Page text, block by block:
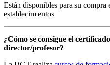
Están disponibles para su compra
establecimientos
¿Cómo se consigue el
director/profesor?